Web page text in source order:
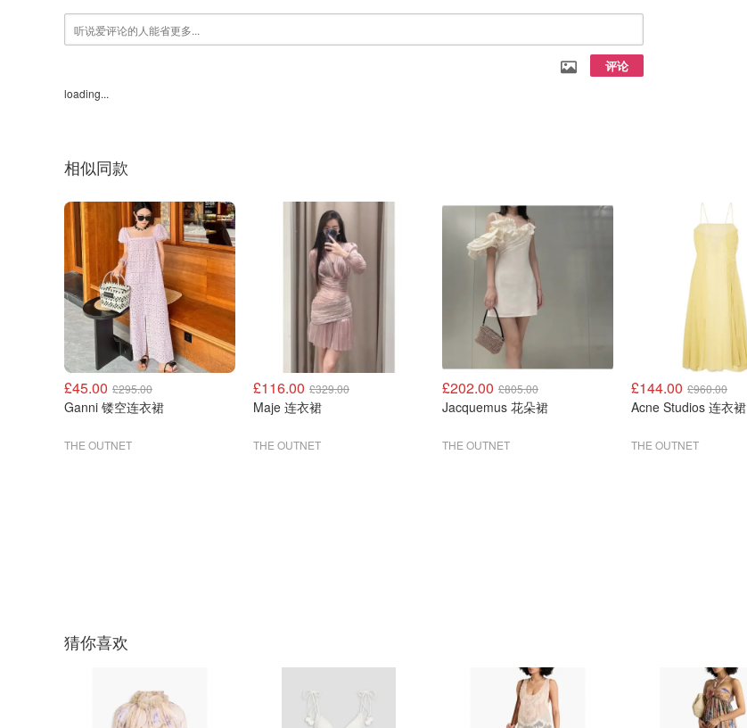
评论
loading...
相似同款
£45.00 £295.00
Ganni 镂空连衣裙
THE OUTNET
£116.00 £329.00
Maje 连衣裙
THE OUTNET
£202.00 £805.00
Jacquemus 花朵裙
THE OUTNET
£144.00 £960.00
Acne Studios 连衣裙
THE OUTNET
猜你喜欢